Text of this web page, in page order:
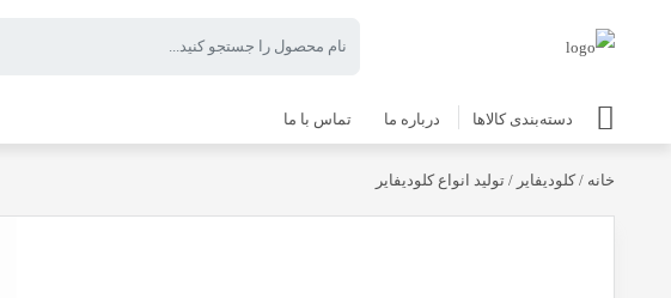
دسته‌بندی کالاها درباره ما تماس با ما
خانه /کلودیفایر / تولید انواع کلودیفایر